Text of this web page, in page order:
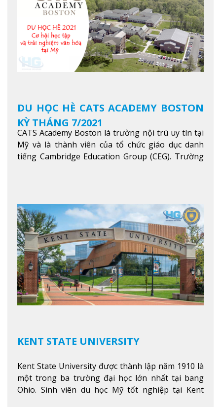
thêm
DU HỌC HÈ CATS ACADEMY BOSTON
KỲ THÁNG 7/2021
CATS Academy Boston là trường nội trú uy tín tại
Mỹ và là thành viên của tổ chức giáo dục danh
tiếng Cambridge Education Group (CEG). Trường
thêm
KENT STATE UNIVERSITY
Kent State University được thành lập năm 1910 là
một trong ba trường đại học lớn nhất tại bang
Ohio. Sinh viên du học Mỹ tốt nghiệp tại Kent